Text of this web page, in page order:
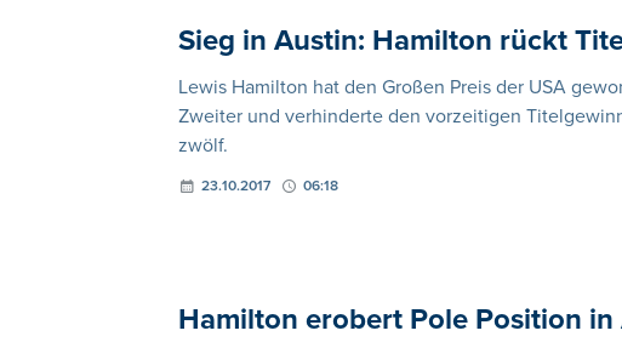
Sieg in Austin: Hamilton rückt
Lewis Hamilton hat den Großen Preis der USA
Zweiter und verhinderte den vorzeitigen
zwölf.
23.10.2017 06:18
Hamilton erobert Pole Position